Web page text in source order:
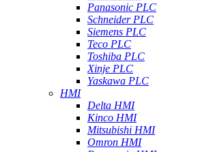
Panasonic PLC
Schneider PLC
Siemens PLC
Teco PLC
Toshiba PLC
Xinje PLC
Yaskawa PLC
HMI
Delta HMI
Kinco HMI
Mitsubishi HMI
Omron HMI